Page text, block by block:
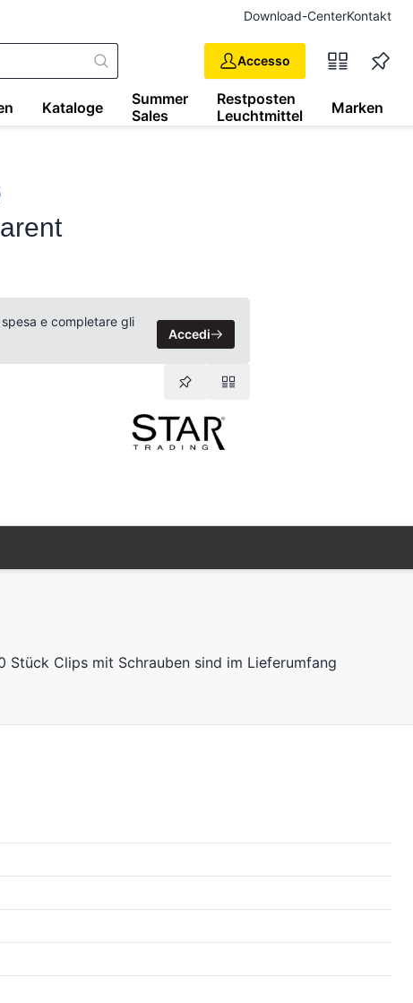
Download-CenterKontakt
Accesso
Kataloge
Summer
Sales
Restposten
Leuchtmittel
Marken
e completare gli
Accedi
Stück Clips mit Schrauben sind im Lieferumfang